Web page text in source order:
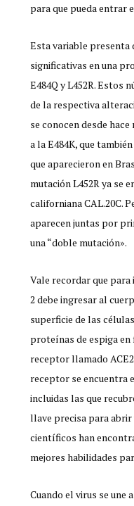
para que pueda entrar
Esta variable presenta
significativas en una
E484Q y L452R. Estos
de la respectiva
se conocen desde
a la E484K, que
que aparecieron en
mutación L452R ya se
californiana CAL.20C.
aparecen juntas por
una “doble mutación».
Vale recordar que
2 debe ingresar al
superficie de las
proteínas de espiga en
receptor llamado
receptor se encuentra
incluidas las que
llave precisa para abrir
científicos han
mejores habilidades
Cuando el virus se une